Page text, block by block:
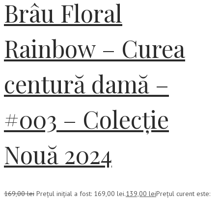
Brâu Floral
Rainbow – Curea
centură damă –
#003 – Colecție
Nouă 2024
169,00lei Prețul inițial a fost: 169,00 lei.139,00 leiPrețul curent este: